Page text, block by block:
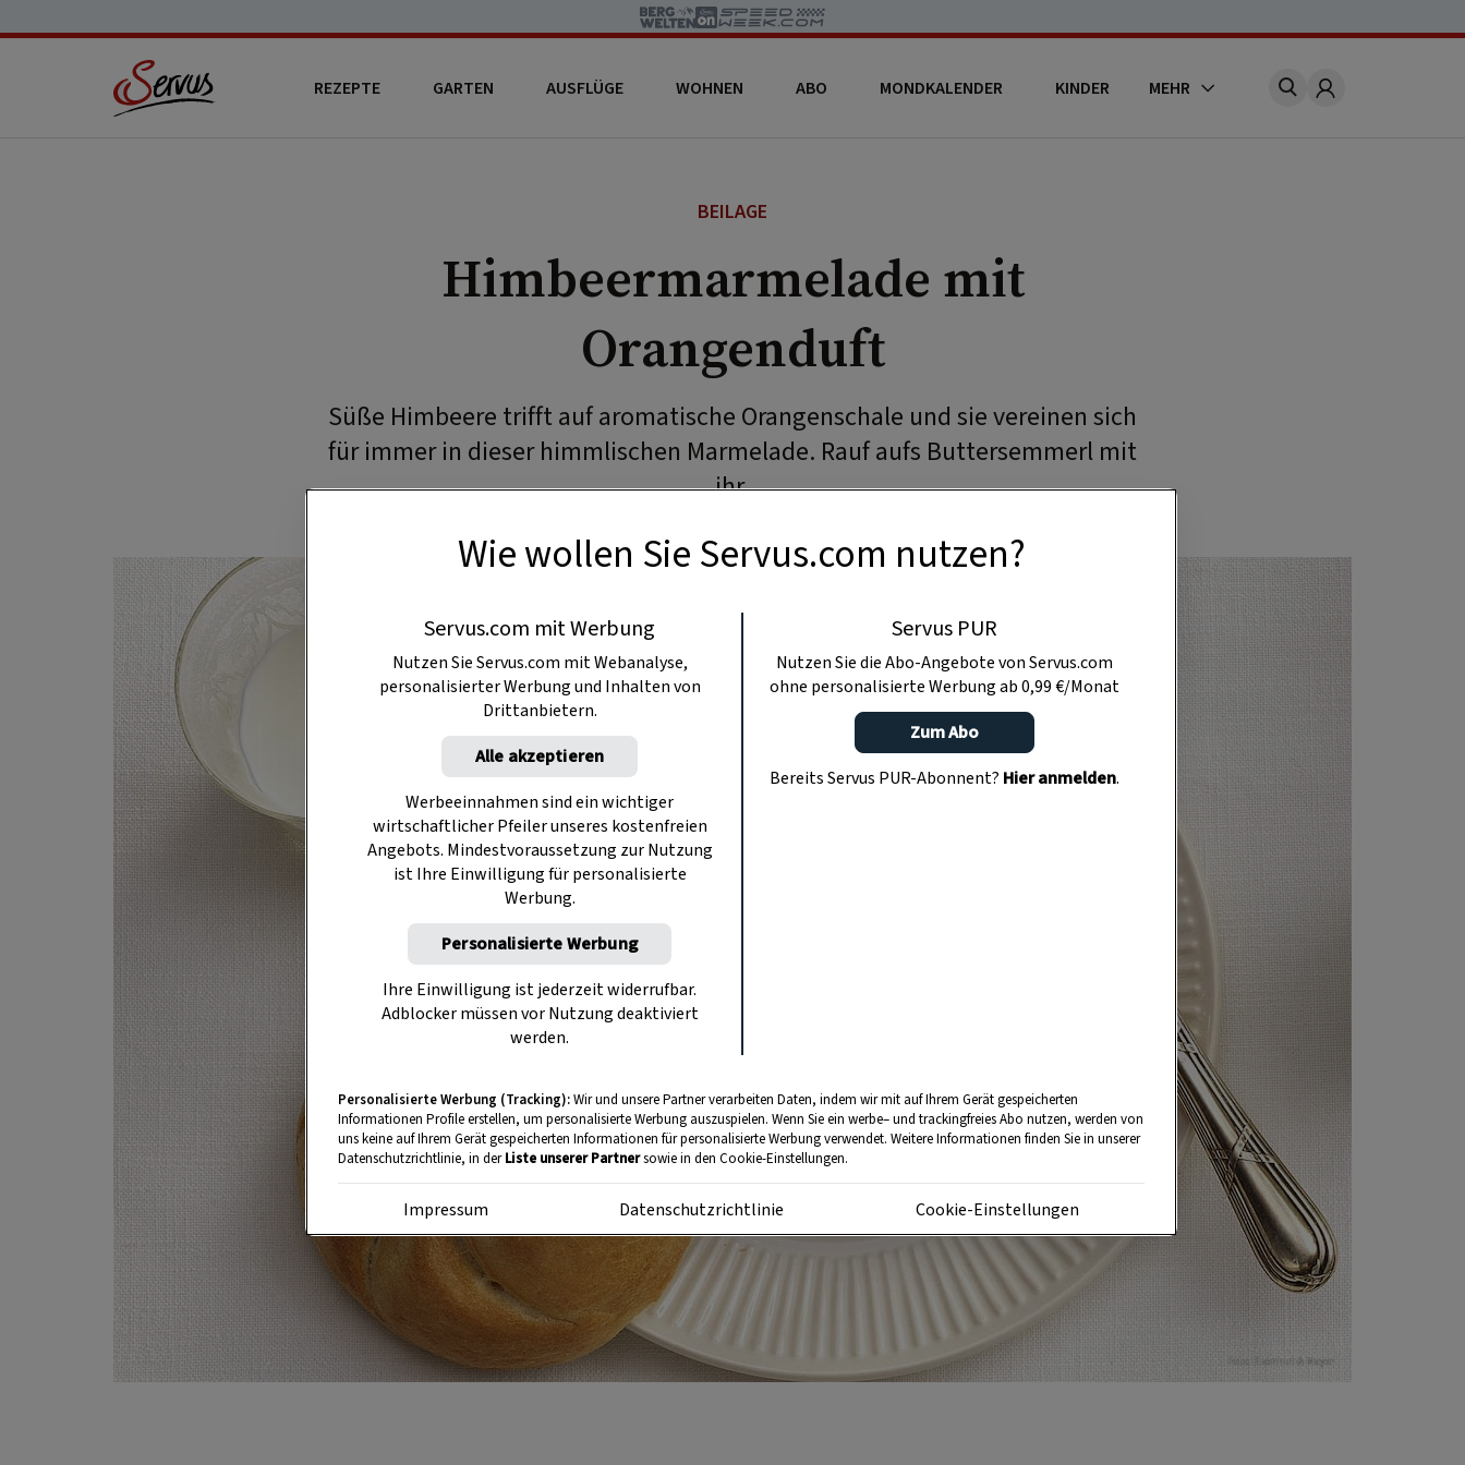
REZEPTE GARTEN AUSFLÜGE WOHNEN ABO MONDKALENDER KINDER MEHR Account
BEILAGE
Himbeermarmelade mit
Orangenduft
Süße Himbeere trifft auf aromatische Orangenschale und sie vereinen sich
für immer in dieser himmlischen Marmelade. Rauf aufs Buttersemmerl mit
ihr.
Foto: Eisenhut & Mayer
Wie wollen Sie Servus.com nutzen?
Servus.com mit Werbung
Nutzen Sie Servus.com mit Webanalyse,
personalisierter Werbung und Inhalten von
Drittanbietern.
Alle akzeptieren
Werbeeinnahmen sind ein wichtiger
wirtschaftlicher Pfeiler unseres kostenfreien
Angebots. Mindestvoraussetzung zur Nutzung
ist Ihre Einwilligung für personalisierte
Werbung.
Personalisierte Werbung
Ihre Einwilligung ist jederzeit widerrufbar.
Adblocker müssen vor Nutzung deaktiviert
werden.
Servus PUR
Nutzen Sie die Abo-Angebote von Servus.com
ohne personalisierte Werbung ab 0,99 €/Monat
Zum Abo
Bereits Servus PUR-Abonnent? Hier anmelden.
Personalisierte Werbung (Tracking):Wir und unsere Partner verarbeiten Daten, indem wir mit auf Ihrem Gerät gespeicherten
Informationen Profile erstellen, um personalisierte Werbung auszuspielen. Wenn Sie ein werbe– und trackingfreies Abo nutzen, werden von
uns keine auf Ihrem Gerät gespeicherten Informationen für personalisierte Werbung verwendet. Weitere Informationen finden Sie in unserer
Datenschutzrichtlinie, in derListe unserer Partnersowie in den Cookie-Einstellungen.
Impressum Datenschutzrichtlinie Cookie-Einstellungen